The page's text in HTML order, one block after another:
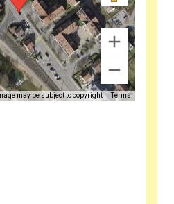
may be subject to copyright Terms